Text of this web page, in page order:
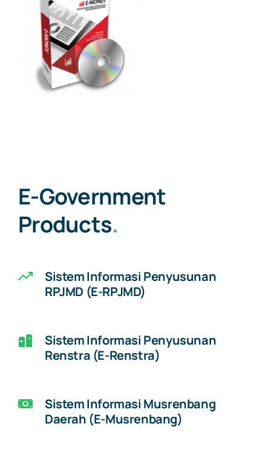
E-Government
Products.
Sistem Informasi Penyusunan
RPJMD (E-RPJMD)
Sistem Informasi Penyusunan
Renstra (E-Renstra)
Sistem Informasi Musrenbang
Daerah (E-Musrenbang)